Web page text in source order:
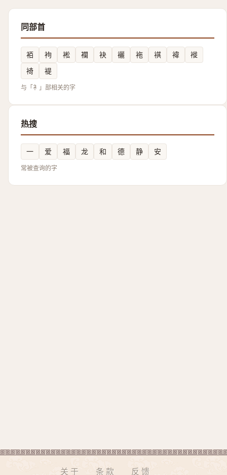
同部首
袹 袧 䘴 襴 袂 襹 袘 褀 褘
褷
裿
褆
与「衤」部相关的字
热搜
一 爱 福 龙 和 德 静 安
常被查询的字
关于 条款 反馈